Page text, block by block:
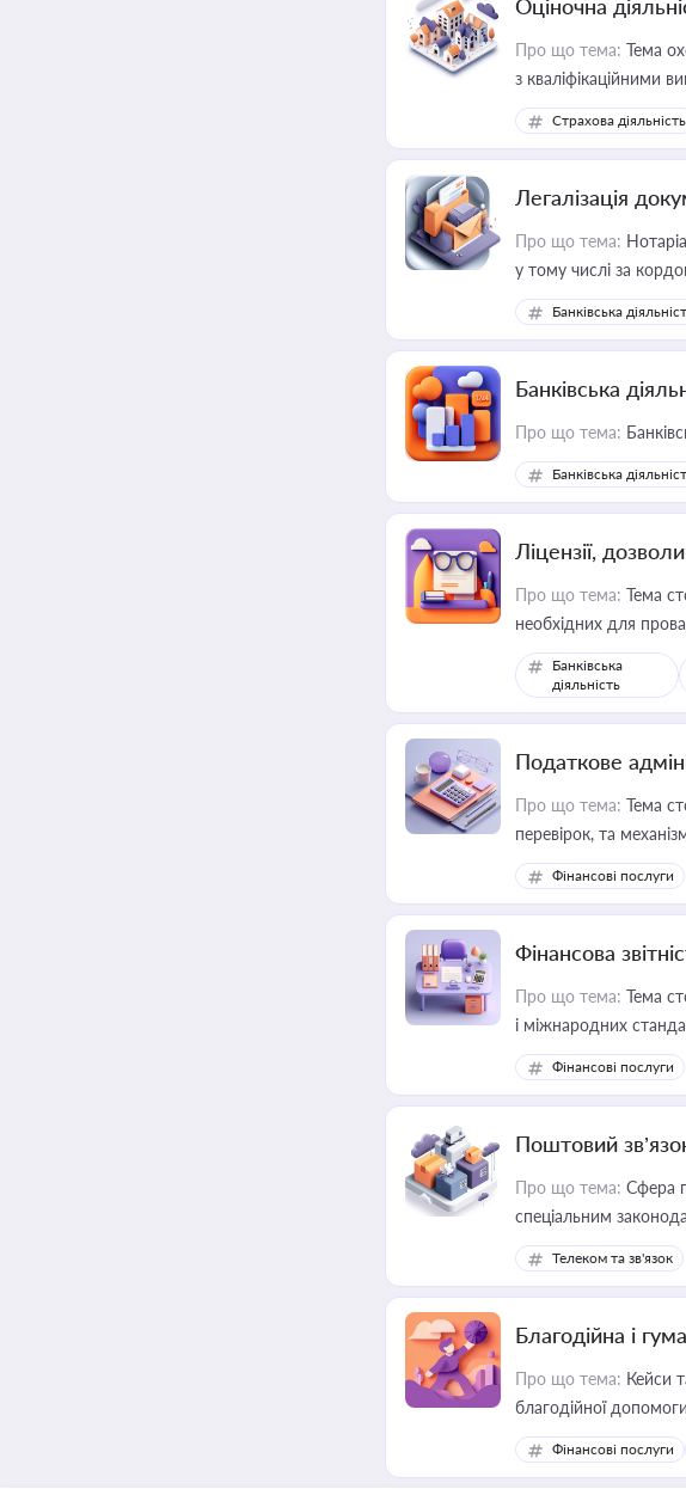
Оціночна
Про що тема: Тема
з кваліфікаційними
медійних змін у цій
приватизації,
Страхова діяльність
Легалізація
Про що тема:
у тому числі за
ризиків
Банківська
Банківська
Про що тема:
Банківська
Ліцензії, дозволи
Про що тема: Тема
необхідних для
Банківська
діяльність
Податкове
Про що тема: Тема
перевірок, та
Фінансові послуги
Фінансова
Про що тема: Тема
і міжнародних
Фінансові послуги
Поштовий
Про що тема: Сфера
спеціальним
реєстрах і
Телеком та зв'язок
Благодійна і
Про що тема: Кейси
благодійної допомоги
Фінансові послуги